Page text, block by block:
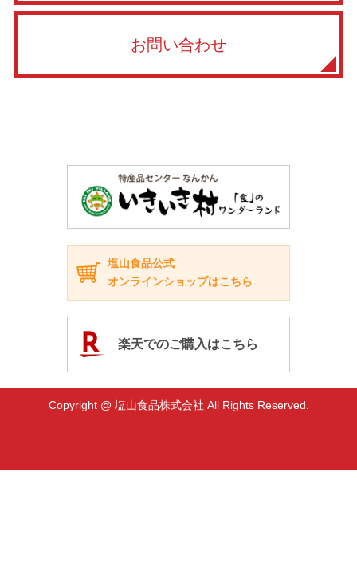
お問い合わせ
塩山食品公式
オンラインショップはこちら
楽天でのご購入はこちら
Copyright @ 塩山食品株式会社 All Rights Reserved.